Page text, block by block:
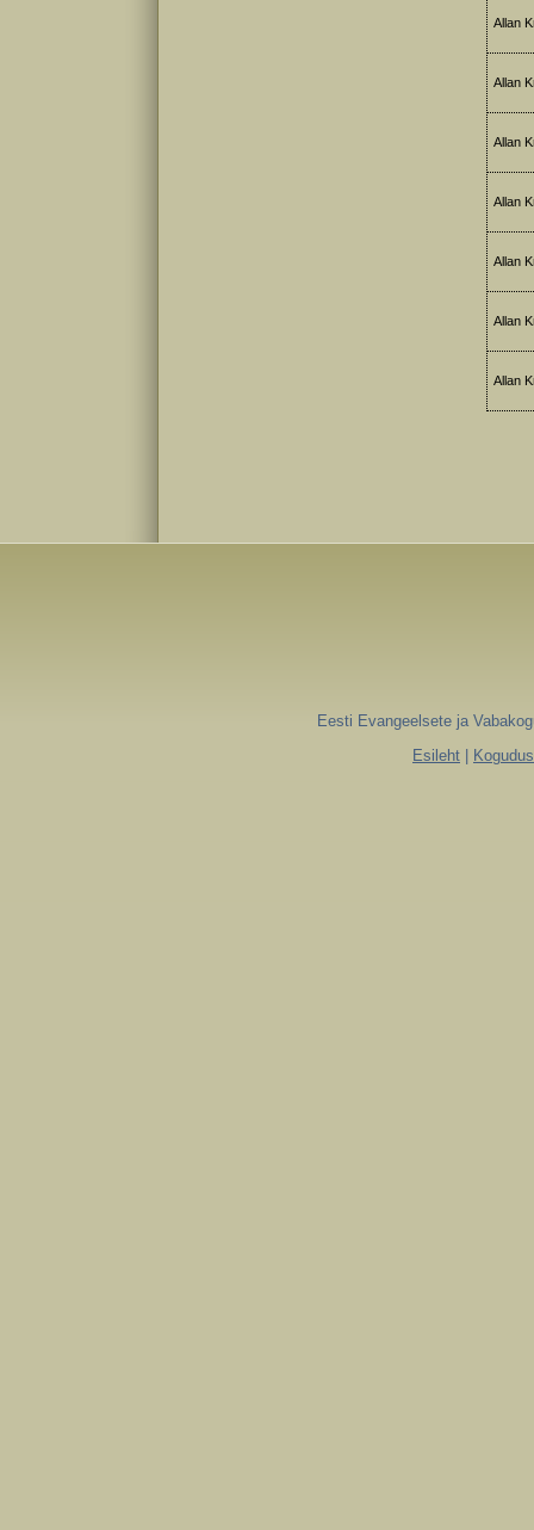
Allan
Allan
Allan
Allan
Allan
Allan
Allan
Eesti Evangeelsete ja
Esileht